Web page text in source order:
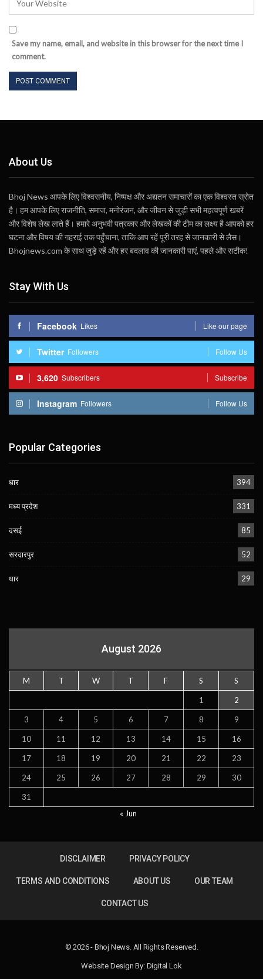
Save my name, email, and website in this browser for the next time I
comment.
About Us
Bhoj News आपके लिए विश्वसनीय, निष्पक्ष और अद्यतन समाचारों का एक विश्वस्त स्रोत
है। हम आपके लिए राजनीति, समाज, मनोरंजन, और जीवन से जुड़ी सभी महत्वपूर्ण खबरें
और विशेष लेख लाते हैं। हमारे अनुभवी पत्रकार और लेखकों की टीम का लक्ष्य है आपको हर
घटना और विषय की गहराई तक पहुँचाना, ताकि आप रहें पूरी तरह से जानकारी से लैस।
Bhojnews.com के साथ जुड़े रहें और हर बदलाव की जानकारी पाएं, पहले और सटीक!
Stay With Us
Facebook Likes Like our page
Twitter Followers Follow Us
3,620 Subscribers Subscribe
Instagram Followers Follow Us
Popular Categories
धार 394
मध्य प्रदेश 331
दसई 85
सरदारपुर 52
धार 29
August 2026
M T W T F S S
1 2
3 4 5 6 7 8 9
10 11 12 13 14 15 16
17 18 19 20 21 22 23
24 25 26 27 28 29 30
31
« Jun
DISCLAIMER PRIVACY POLICY
TERMS AND CONDITIONS ABOUT US OUR TEAM
CONTACT US
© 2026 - Bhoj News. All Rights Reserved.
Website Design By: Digital Lok